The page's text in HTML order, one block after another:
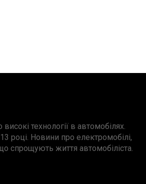
технології в автомобілях.
році. Новини про електромобілі,
спрощують життя автомобіліста.